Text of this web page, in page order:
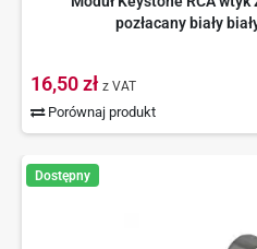
pozłacany biały
16,50 zł z VAT
Porównaj produkt
Dostępny